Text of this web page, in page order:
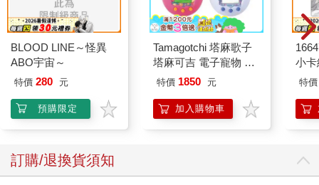
BLOOD LINE～怪異
ABO宇宙～
特價 280 元
預購限定
Tamagotchi 塔麻歌子
塔麻可吉 電子寵物 樂
園系列（熱帶橙果／極
特價 1850 元
加入購物車
小卡
特價
訂購/退換貨須知